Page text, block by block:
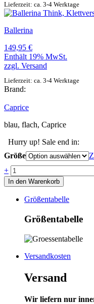
Lieferzeit: ca. 3-4 Werktage
Ballerina
149,95 €
Enthält 19% MwSt.
zzgl. Versand
Lieferzeit: ca. 3-4 Werktage
Brand:
Caprice
blau, flach, Caprice
Hurry up! Sale end in:
Größe
Anzahl
+
In den Warenkorb
Größentabelle
Größentabelle
Versandkosten
Versand
Wir liefern nur